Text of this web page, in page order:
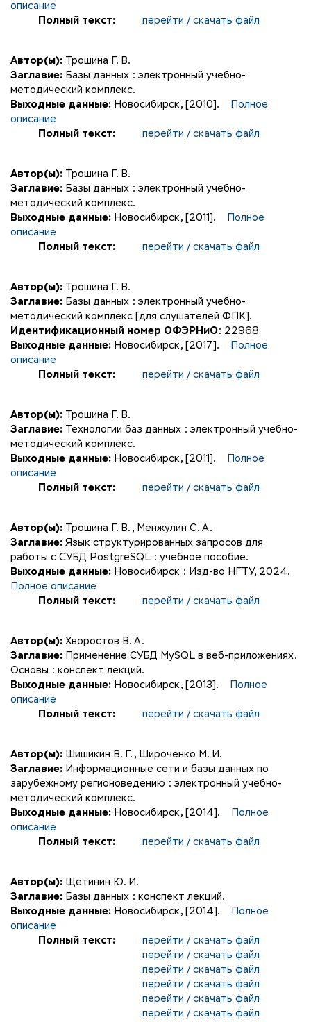
описание
Полный текст:
перейти / скачать файл
Автор(ы): Трошина Г. В.
Заглавие: Базы данных : электронный учебно-
методический комплекс.
Выходные данные: Новосибирск, [2010].
Полное
описание
Полный текст:
перейти / скачать файл
Автор(ы): Трошина Г. В.
Заглавие: Базы данных : электронный учебно-
методический комплекс.
Выходные данные: Новосибирск, [2011].
Полное
описание
Полный текст:
перейти / скачать файл
Автор(ы): Трошина Г. В.
Заглавие: Базы данных : электронный учебно-
методический комплекс [для слушателей ФПК].
Идентификационный номер ОФЭРНиО: 22968
Выходные данные: Новосибирск, [2017].
Полное
описание
Полный текст:
перейти / скачать файл
Автор(ы): Трошина Г. В.
Заглавие: Технологии баз данных : электронный учебно-
методический комплекс.
Выходные данные: Новосибирск, [2011].
Полное
описание
Полный текст:
перейти / скачать файл
Автор(ы): Трошина Г. В. , Менжулин С. А.
Заглавие: Язык структурированных запросов для
работы с СУБД PostgreSQL : учебное пособие.
Выходные данные: Новосибирск : Изд-во НГТУ, 2024.
Полное описание
Полный текст:
перейти / скачать файл
Автор(ы): Хворостов В. А.
Заглавие: Применение СУБД MySQL в веб-приложениях.
Основы : конспект лекций.
Выходные данные: Новосибирск, [2013].
Полное
описание
Полный текст:
перейти / скачать файл
Автор(ы): Шишикин В. Г. , Широченко М. И.
Заглавие: Информационные сети и базы данных по
зарубежному регионоведению : электронный учебно-
методический комплекс.
Выходные данные: Новосибирск, [2014].
Полное
описание
Полный текст:
перейти / скачать файл
Автор(ы): Щетинин Ю. И.
Заглавие: Базы данных : конспект лекций.
Выходные данные: Новосибирск, [2014].
Полное
описание
Полный текст:
перейти / скачать файл
перейти / скачать файл
перейти / скачать файл
перейти / скачать файл
перейти / скачать файл
перейти / скачать файл